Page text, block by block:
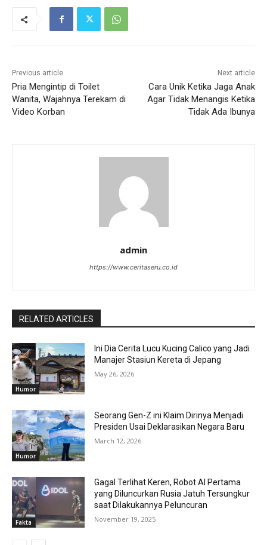
Previous article
Pria Mengintip di Toilet
Wanita, Wajahnya Terekam di
Video Korban
Next article
Cara Unik Ketika Jaga Anak
Agar Tidak Menangis Ketika
Tidak Ada Ibunya
admin
https://www.ceritaseru.co.id
RELATED ARTICLES
Humor
Ini Dia Cerita Lucu Kucing Calico yang Jadi
Manajer Stasiun Kereta di Jepang
May 26, 2026
Humor
Seorang Gen-Z ini Klaim Dirinya Menjadi
Presiden Usai Deklarasikan Negara Baru
March 12, 2026
Fakta
Gagal Terlihat Keren, Robot AI Pertama
yang Diluncurkan Rusia Jatuh Tersungkur
saat Dilakukannya Peluncuran
November 19, 2025